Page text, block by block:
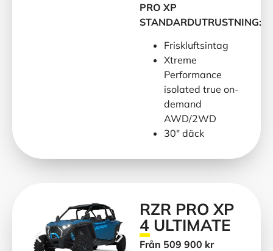
PRO XP
STANDARDUTRUSTNING:
Friskluftsintag
Xtreme
Performance
isolated true on-
demand
AWD/2WD
30″ däck
RZR PRO XP
4 ULTIMATE
Från 509 900 kr